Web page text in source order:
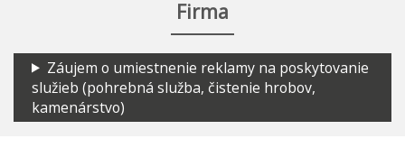
Firma
Záujem o umiestnenie reklamy na poskytovanie
služieb (pohrebná služba, čistenie hrobov,
kamenárstvo)